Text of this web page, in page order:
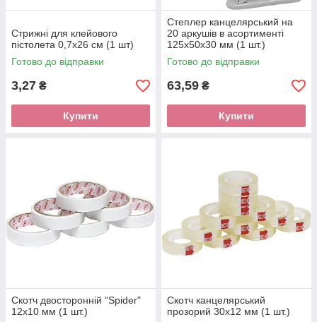
Стрижні для клейового
пістолета 0,7х26 см (1 шт)
Готово до відправки
3,27 ₴
Купити
Степлер канцелярський на
20 аркушів в асортименті
125х50х30 мм (1 шт.)
Готово до відправки
63,59 ₴
Купити
Скотч двосторонній "Spider"
12х10 мм (1 шт.)
Скотч канцелярський
прозорий 30х12 мм (1 шт.)